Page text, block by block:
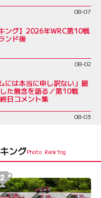
08-07
ング】2026年WRC第10戦
ンド後
08-02
には本当に申し訳ない」最
た無念を語る／第10戦
日コメント集
08-03
ング